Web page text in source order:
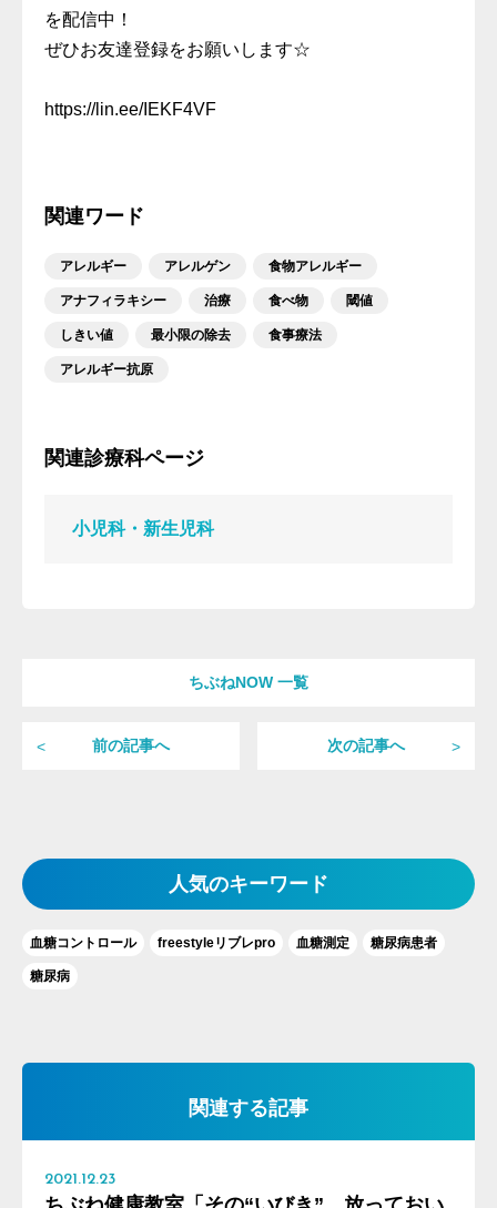
を配信中！
ぜひお友達登録をお願いします☆
https://lin.ee/IEKF4VF
関連ワード
アレルギー アレルゲン 食物アレルギー
アナフィラキシー 治療 食べ物 閾値
しきい値 最小限の除去 食事療法
アレルギー抗原
関連診療科ページ
小児科・新生児科
前の記事へ
ちぶねNOW 一覧
次の記事へ
人気のキーワード
血糖コントロール freestyleリブレpro 血糖測定 糖尿病患者
糖尿病
関連する記事
2021.12.23